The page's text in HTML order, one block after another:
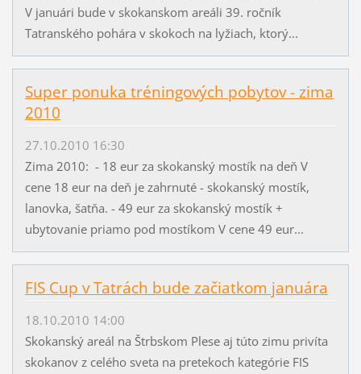
V januári bude v skokanskom areáli 39. ročník
Tatranského pohára v skokoch na lyžiach, ktorý...
Super ponuka tréningových pobytov - zima
2010
27.10.2010 16:30
Zima 2010: - 18 eur za skokanský mostík na deň V
cene 18 eur na deň je zahrnuté - skokanský mostík,
lanovka, šatňa. - 49 eur za skokanský mostík +
ubytovanie priamo pod mostíkom V cene 49 eur...
FIS Cup v Tatrách bude začiatkom januára
18.10.2010 14:00
Skokanský areál na Štrbskom Plese aj túto zimu privíta
skokanov z celého sveta na pretekoch kategórie FIS